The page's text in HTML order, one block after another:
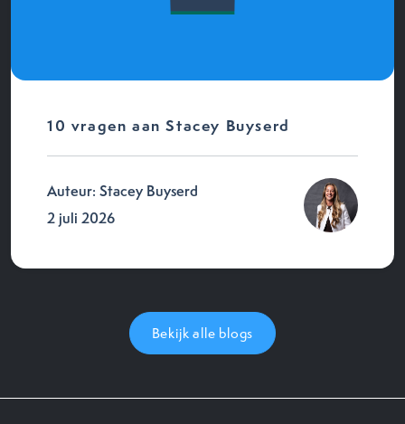
10 vragen aan Stacey Buyserd
Auteur: Stacey Buyserd
2 juli 2026
Bekijk alle blogs